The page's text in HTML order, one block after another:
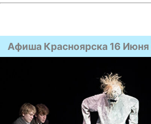
Афиша Красноярска 16